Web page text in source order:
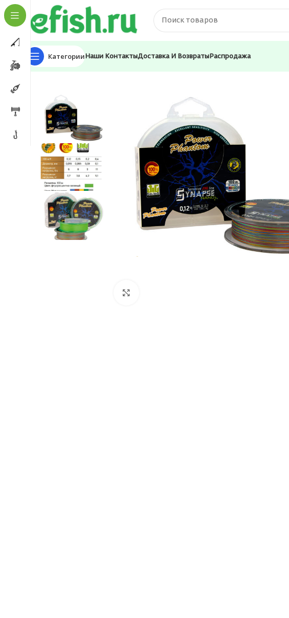
Категории Наши КонтактыДоставка И Возвраты Распродажа
Главная Лески и шнуры